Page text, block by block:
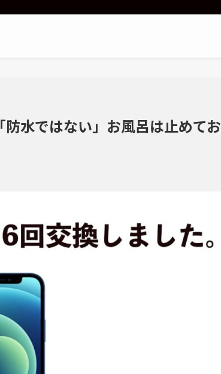
水ではない」お風呂は止めてお